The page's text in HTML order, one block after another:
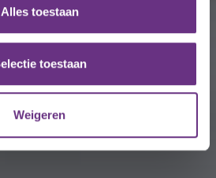
te analyseren. Ook delen we
adverteren en analyse. Deze
gegevens combineren met andere
uw gebruik van hun services.
op elk moment wijzigen of
Alles toestaan
toestaan
Weigeren